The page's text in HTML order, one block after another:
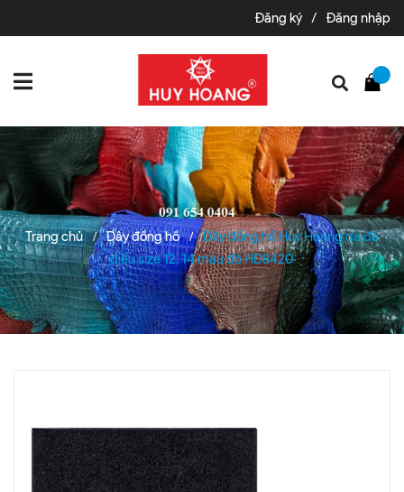
Đăng ký / Đăng nhập
Trang chủ / Dây đồng hồ /
Dây đồng hồ Huy Hoàng da đà
điểu size 12, 14 màu đỏ HD8420